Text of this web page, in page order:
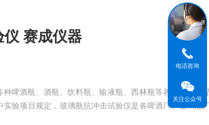
赛成仪器
啤酒瓶、酒瓶、饮料瓶、输液瓶、西林瓶等各类瓶装产
验项目规定，玻璃瓶抗冲击试验仪是各啤酒厂、玻璃瓶
电话咨询
关注公众号